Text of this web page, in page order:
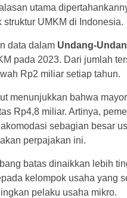
utama
struktur UMKM di Indonesia.
data dalam Undang-
pada 2023. Dari jumlah
Rp2 miliar setiap tahun.
menunjukkan bahwa
Rp4,8 miliar. Artinya,
sebagian besar
perpajakan ini.
batas dinaikkan lebih
kelompok usaha yang
pelaku usaha mikro.